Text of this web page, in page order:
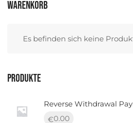
Warenkorb
Es befinden sich keine
Produkte
Reverse Withdrawal
€0.00